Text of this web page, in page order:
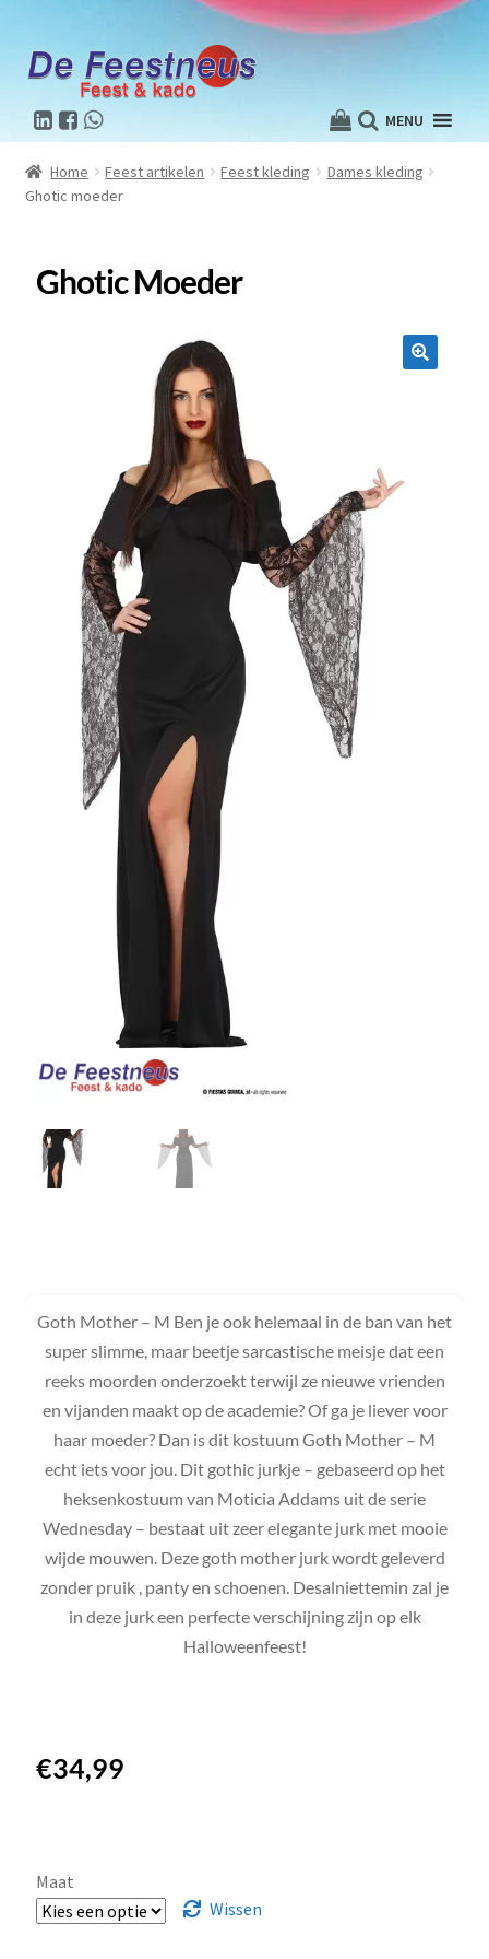
MENU
Home Feest artikelen Feest kleding
Dames kleding
Ghotic moeder
Ghotic Moeder
Goth Mother – M Ben je ook helemaal in de ban van het
super slimme, maar beetje sarcastische meisje dat een
reeks moorden onderzoekt terwijl ze nieuwe vrienden
en vijanden maakt op de academie? Of ga je liever voor
haar moeder? Dan is dit kostuum Goth Mother – M
echt iets voor jou. Dit gothic jurkje – gebaseerd op het
heksenkostuum van Moticia Addams uit de serie
Wednesday – bestaat uit zeer elegante jurk met mooie
wijde mouwen. Deze goth mother jurk wordt geleverd
zonder pruik , panty en schoenen. Desalniettemin zal je
in deze jurk een perfecte verschijning zijn op elk
Halloweenfeest!
€34,99
Maat
Wissen